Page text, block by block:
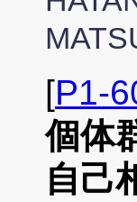
[P1-
個体
自己